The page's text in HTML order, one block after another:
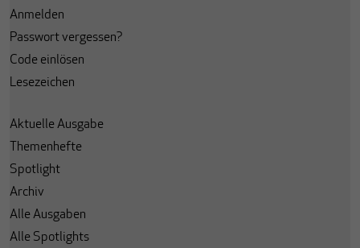
Anmelden
Passwort vergessen?
Code einlösen
Lesezeichen
Aktuelle Ausgabe
Themenhefte
Spotlight
Archiv
Alle Ausgaben
Alle Spotlights